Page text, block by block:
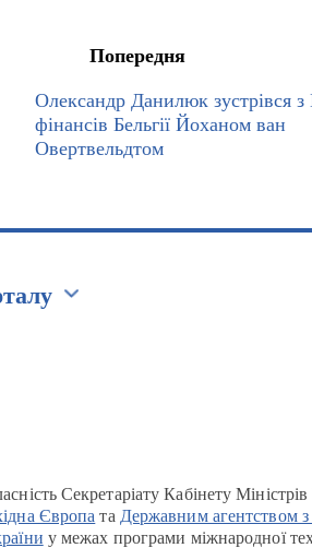
Попередня
Олександр Данилюк зустрівся з
фінансів Бельгії Йоханом ван
Овертвельдтом
Секретаріату Кабінету
Європа та Державним агентством
у межах програми міжнародної